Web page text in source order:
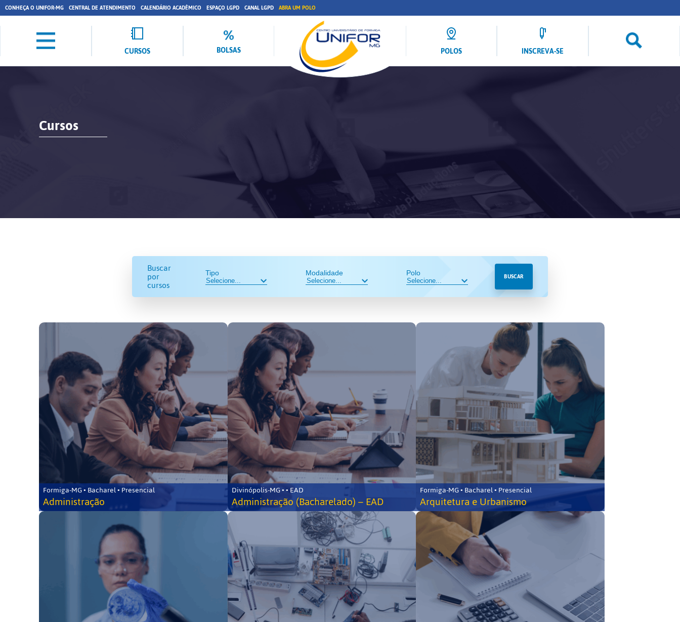
CONHEÇA O UNIFOR-MG CENTRAL DE ATENDIMENTO CALENDÁRIO ACADÊMICO ESPAÇO LGPD CANAL LGPD ABRA UM POLO
CURSOS BOLSAS POLOS INSCREVA-SE
Cursos
Buscar
por
cursos
Tipo Modalidade Polo BUSCAR
Formiga-MG • Bacharel • Presencial
Administração
Divinópolis-MG • • EAD
Administração (Bacharelado) – EAD
Formiga-MG • Bacharel • Presencial
Arquitetura e Urbanismo